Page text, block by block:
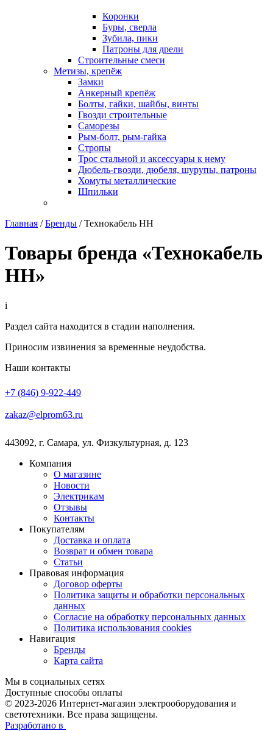
Коронки
Буры, сверла
Зубила, пики
Патроны для дрели
Строительные смеси
Метизы, крепёж
Замки
Анкерный крепёж
Болты, гайки, шайбы, винты
Гвозди строительные
Саморезы
Рым-болт, рым-гайка
Стропы
Трос стальной и аксессуары к нему
Дюбель-гвозди, дюбеля, шурупы, патроны
Хомуты металлические
Шпильки
Главная /Бренды /Технокабель НН
Товары бренда «Технокабель
НН»
i
Раздел сайта находится в стадии наполнения.
Приносим извинения за временные неудобства.
Наши контакты
+7 (846) 9-922-449
zakaz@elprom63.ru
443092, г. Самара, ул. Физкультурная, д. 123
Компания
О магазине
Новости
Электрикам
Отзывы
Контакты
Покупателям
Доставка и оплата
Возврат и обмен товара
Статьи
Правовая информация
Договор оферты
Политика защиты и обработки персональных
данных
Согласие на обработку персональных данных
Политика использования cookies
Навигация
Бренды
Карта сайта
Мы в социальных сетях
Доступные способы оплаты
© 2023-2026 Интернет-магазин электрооборудования и
светотехники. Все права защищены.
Разработано в